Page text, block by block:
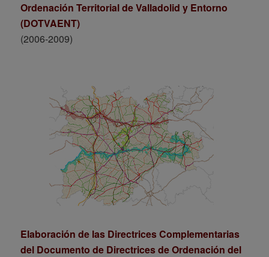
Ordenación Territorial de Valladolid y Entorno
(DOTVAENT)
(2006-2009)
Elaboración de las Directrices Complementarias
del Documento de Directrices de Ordenación del